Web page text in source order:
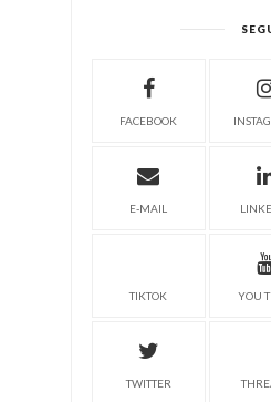
FACEBOOK
E-MAIL
TIKTOK YOU
TWITTER